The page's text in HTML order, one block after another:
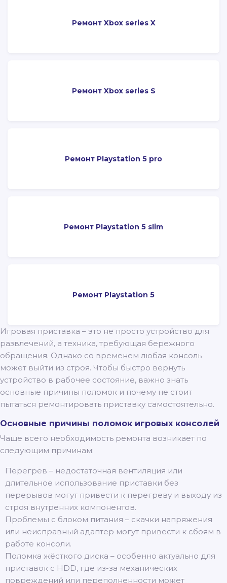
Ремонт Xbox series X
Ремонт Xbox series S
Ремонт Playstation 5 pro
Ремонт Playstation 5 slim
Ремонт Playstation 5
Игровая приставка – это не просто устройство для
развлечений, а техника, требующая бережного
обращения. Однако со временем любая консоль
может выйти из строя. Чтобы быстро вернуть
устройство в рабочее состояние, важно знать
основные причины поломок и почему не стоит
пытаться ремонтировать приставку самостоятельно.
Основные причины поломок игровых консолей
Чаще всего необходимость ремонта возникает по
следующим причинам:
Перегрев – недостаточная вентиляция или
длительное использование приставки без
перерывов могут привести к перегреву и выходу из
строя внутренних компонентов.
Проблемы с блоком питания – скачки напряжения
или неисправный адаптер могут привести к сбоям в
работе консоли.
Поломка жёсткого диска – особенно актуально для
приставок с HDD, где из-за механических
повреждений или переполненности может